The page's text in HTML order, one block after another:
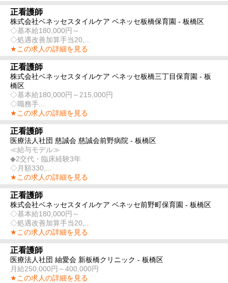
正看護師
株式会社ベネッセスタイルケア ベネッセ板橋保育園 - 板橋区
◇基本給180,000円～
◇処遇改善加算手当20,...
★この求人の詳細を見る
正看護師
株式会社ベネッセスタイルケア ベネッセ板橋三丁目保育園 - 板
橋区
◇基本給180,000円～215,000円
◇職務手...
★この求人の詳細を見る
正看護師
医療法人社団 慈誠会 慈誠会前野病院 - 板橋区
≪給与モデル≫
◆2交代・臨床経験3年
◇月額330,...
★この求人の詳細を見る
正看護師
株式会社ベネッセスタイルケア ベネッセ前野町保育園 - 板橋区
◇基本給180,000円～
◇処遇改善加算手当20,...
★この求人の詳細を見る
正看護師
医療法人社団 紬愛会 新板橋クリニック - 板橋区
月給250,000円～400,000円
★この求人の詳細を見る